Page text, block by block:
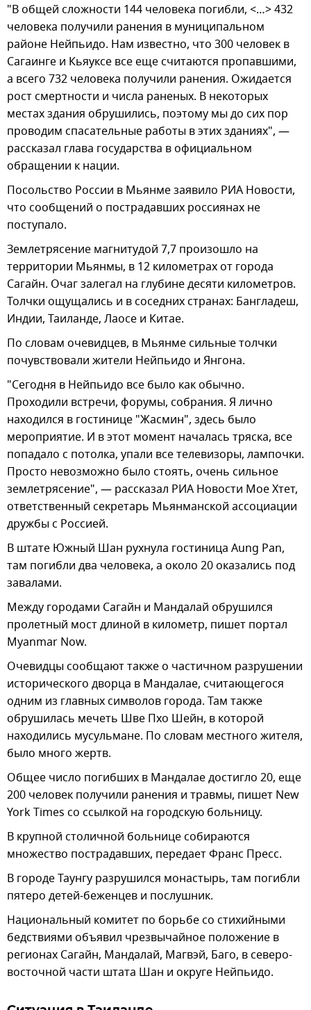
"В общей сложности 144 человека погибли, <…> 432
человека получили ранения в муниципальном
районе Нейпьидо. Нам известно, что 300 человек в
Сагаинге и Кьяуксе все еще считаются пропавшими,
а всего 732 человека получили ранения. Ожидается
рост смертности и числа раненых. В некоторых
местах здания обрушились, поэтому мы до сих пор
проводим спасательные работы в этих зданиях", —
рассказал глава государства в официальном
обращении к нации.
Посольство России в Мьянме заявило РИА Новости,
что сообщений о пострадавших россиянах не
поступало.
Землетрясение магнитудой 7,7 произошло на
территории Мьянмы, в 12 километрах от города
Сагайн. Очаг залегал на глубине десяти километров.
Толчки ощущались и в соседних странах: Бангладеш,
Индии, Таиланде, Лаосе и Китае.
По словам очевидцев, в Мьянме сильные толчки
почувствовали жители Нейпьидо и Янгона.
"Сегодня в Нейпьидо все было как обычно.
Проходили встречи, форумы, собрания. Я лично
находился в гостинице "Жасмин", здесь было
мероприятие. И в этот момент началась тряска, все
попадало с потолка, упали все телевизоры, лампочки.
Просто невозможно было стоять, очень сильное
землетрясение", — рассказал РИА Новости Мое Хтет,
ответственный секретарь Мьянманской ассоциации
дружбы с Россией.
В штате Южный Шан рухнула гостиница Aung Pan,
там погибли два человека, а около 20 оказались под
завалами.
Между городами Сагайн и Мандалай обрушился
пролетный мост длиной в километр, пишет портал
Myanmar Now.
Очевидцы сообщают также о частичном разрушении
исторического дворца в Мандалае, считающегося
одним из главных символов города. Там также
обрушилась мечеть Шве Пхо Шейн, в которой
находились мусульмане. По словам местного жителя,
было много жертв.
Общее число погибших в Мандалае достигло 20, еще
200 человек получили ранения и травмы, пишет New
York Times со ссылкой на городскую больницу.
В крупной столичной больнице собираются
множество пострадавших, передает Франс Пресс.
В городе Таунгу разрушился монастырь, там погибли
пятеро детей-беженцев и послушник.
Национальный комитет по борьбе со стихийными
бедствиями объявил чрезвычайное положение в
регионах Сагайн, Мандалай, Магвэй, Баго, в северо-
восточной части штата Шан и округе Нейпьидо.